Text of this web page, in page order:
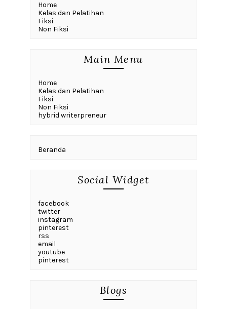
Home
Kelas dan Pelatihan
Fiksi
Non Fiksi
Main Menu
Home
Kelas dan Pelatihan
Fiksi
Non Fiksi
hybrid writerpreneur
Beranda
Social Widget
facebook
twitter
instagram
pinterest
rss
email
youtube
pinterest
Blogs